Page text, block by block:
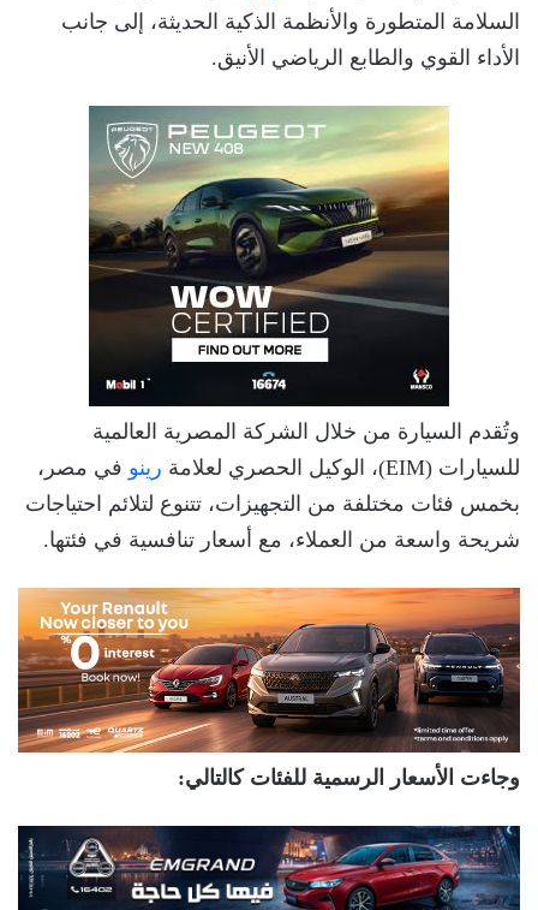
السلامة المتطورة والأنظمة الذكية الحديثة، إلى جانب
الأداء القوي والطابع الرياضي الأنيق.
وتُقدم السيارة من خلال الشركة المصرية العالمية
للسيارات (EIM)، الوكيل الحصري لعلامة
رينو في مصر،
بخمس فئات مختلفة من التجهيزات، تتنوع لتلائم احتياجات
شريحة واسعة من العملاء، مع أسعار تنافسية في فئتها.
وجاءت الأسعار الرسمية للفئات كالتالي: